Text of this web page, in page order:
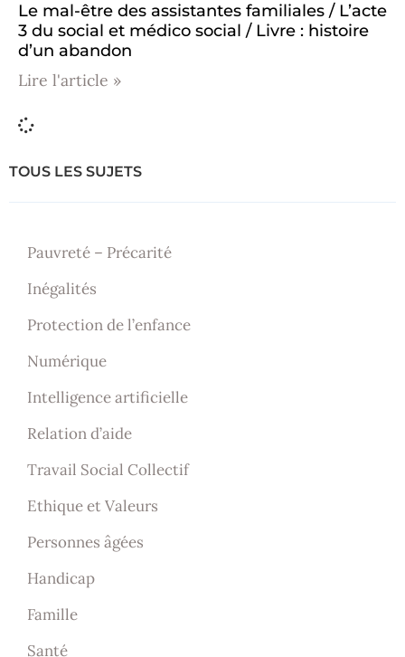
Le mal-être des assistantes familiales / L’acte
3 du social et médico social / Livre : histoire
d’un abandon
Lire l'article »
TOUS LES SUJETS
Pauvreté – Précarité
Inégalités
Protection de l’enfance
Numérique
Intelligence artificielle
Relation d’aide
Travail Social Collectif
Ethique et Valeurs
Personnes âgées
Handicap
Famille
Santé